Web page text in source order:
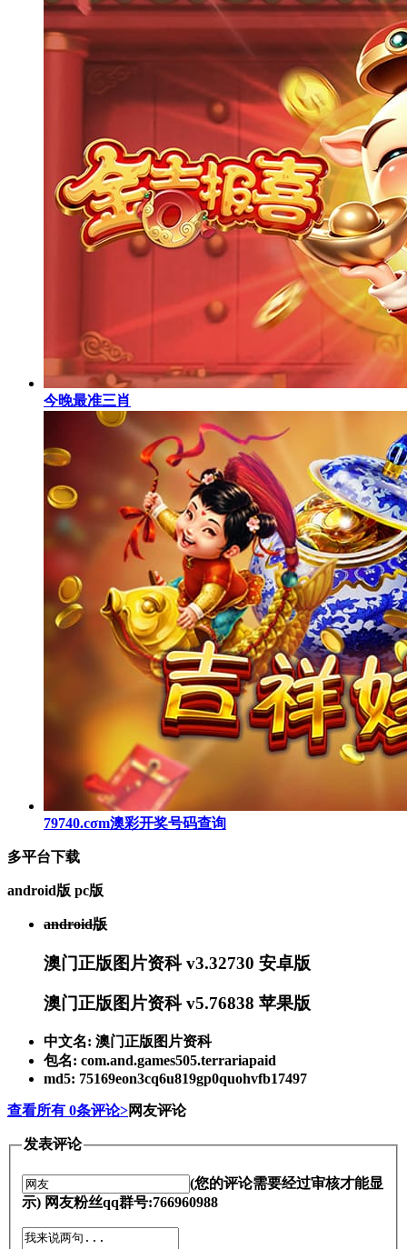
今晚最准三肖
79740.cσm澳彩开奖号码查询
多平台下载
android版 pc版
android版
澳门正版图片资科 v3.32730 安卓版
澳门正版图片资科 v5.76838 苹果版
中文名: 澳门正版图片资科
包名: com.and.games505.terrariapaid
md5: 75169eon3cq6u819gp0quohvfb17497
查看所有 0条评论>网友评论
发表评论
(您的评论需要经过审核才能显
示) 网友粉丝qq群号:766960988